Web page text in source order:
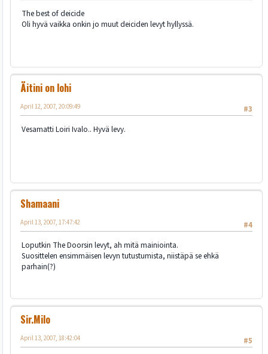
The best of deicide
Oli hyvä vaikka onkin jo muut deiciden levyt hyllyssä.
Äitini on lohi
#3
April 12, 2007, 20:09:49
Vesamatti Loiri Ivalo.. Hyvä levy.
Shamaani
#4
April 13, 2007, 17:47:42
Loputkin The Doorsin levyt, ah mitä mainiointa.
Suosittelen ensimmäisen levyn tutustumista, niistäpä se ehkä
parhain(?)
Sir.Milo
#5
April 13, 2007, 18:42:04